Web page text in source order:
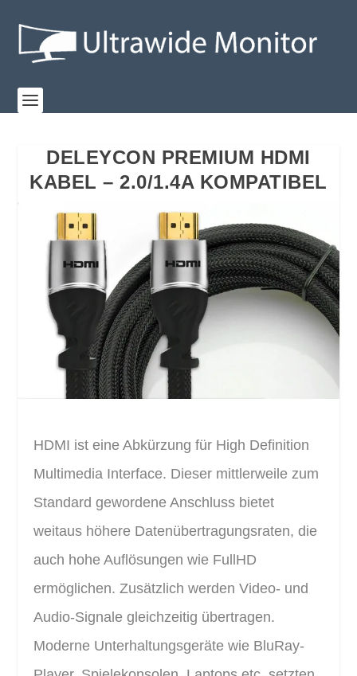
DELEYCON PREMIUM HDMI
KABEL – 2.0/1.4A KOMPATIBEL
HDMI ist eine Abkürzung für High Definition
Multimedia Interface. Dieser mittlerweile zum
Standard gewordene Anschluss bietet
weitaus höhere Datenübertragungsraten, die
auch hohe Auflösungen wie FullHD
ermöglichen. Zusätzlich werden Video- und
Audio-Signale gleichzeitig übertragen.
Moderne Unterhaltungsgeräte wie BluRay-